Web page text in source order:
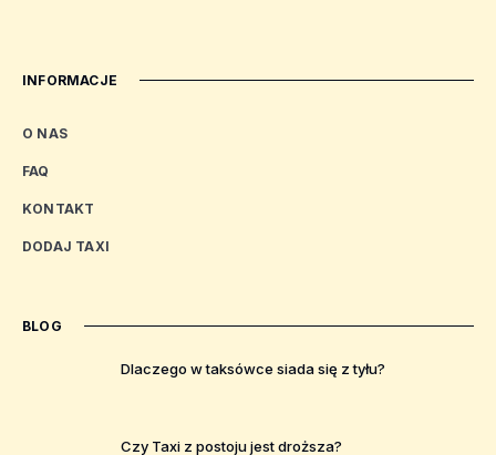
INFORMACJE
O NAS
FAQ
KONTAKT
DODAJ TAXI
BLOG
Dlaczego w taksówce siada się z tyłu?
Czy Taxi z postoju jest droższa?